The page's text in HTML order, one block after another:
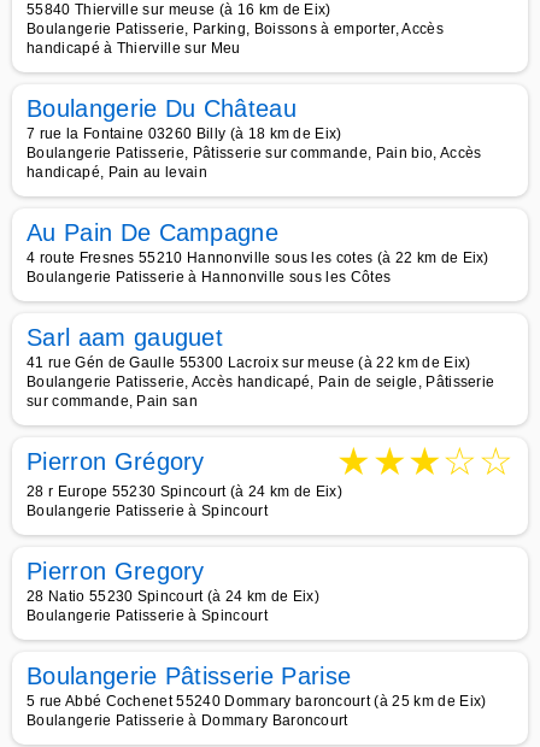
55840 Thierville sur meuse (à 16 km de Eix)
Boulangerie Patisserie, Parking, Boissons à emporter, Accès
handicapé à Thierville sur Meu
Boulangerie Du Château
7 rue la Fontaine 03260 Billy (à 18 km de Eix)
Boulangerie Patisserie, Pâtisserie sur commande, Pain bio, Accès
handicapé, Pain au levain
Au Pain De Campagne
4 route Fresnes 55210 Hannonville sous les cotes (à 22 km de Eix)
Boulangerie Patisserie à Hannonville sous les Côtes
Sarl aam gauguet
41 rue Gén de Gaulle 55300 Lacroix sur meuse (à 22 km de Eix)
Boulangerie Patisserie, Accès handicapé, Pain de seigle, Pâtisserie
sur commande, Pain san
Pierron Grégory ★★★☆☆
28 r Europe 55230 Spincourt (à 24 km de Eix)
Boulangerie Patisserie à Spincourt
Pierron Gregory
28 Natio 55230 Spincourt (à 24 km de Eix)
Boulangerie Patisserie à Spincourt
Boulangerie Pâtisserie Parise
5 rue Abbé Cochenet 55240 Dommary baroncourt (à 25 km de Eix)
Boulangerie Patisserie à Dommary Baroncourt